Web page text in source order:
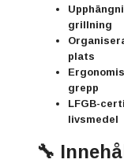
grillning
plats
grepp
LFGB-
livsmedel
🔧